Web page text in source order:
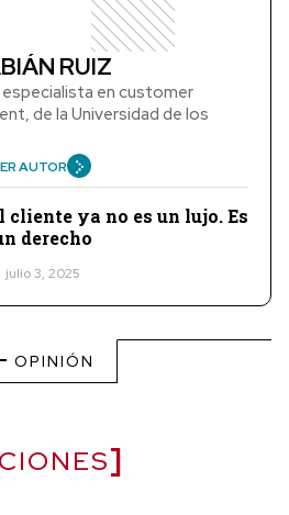
RUIZ
en customer
de la Universidad de los
AUTOR
cliente ya no es un lujo. Es
derecho
julio 3, 2025
OPINIÓN